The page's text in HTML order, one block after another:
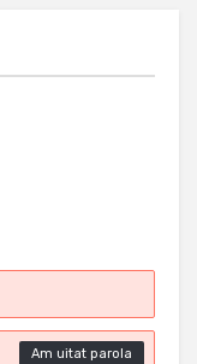
Am uitat parola